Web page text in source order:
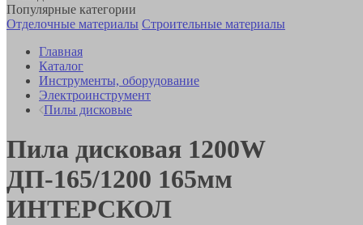
Популярные категории
Отделочные материалы Строительные материалы
Главная
Каталог
Инструменты, оборудование
Электроинструмент
Пилы дисковые
Пила дисковая 1200W
ДП-165/1200 165мм
ИНТЕРСКОЛ